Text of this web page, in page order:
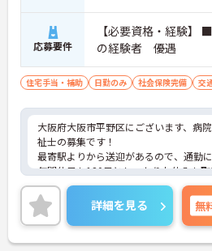
応募要件
【必要資格・経験】
の経験者 優遇
住宅手当・補助 日勤のみ 社会保険完備 交
大阪府大阪市平野区にございます、病
祉士の募集です！
最寄駅よりから送迎があるので、通勤
年間休日も120日としっかりお休みも
で、ワークライフバランスを大切にし
スメです★
また、育児休暇制度がありますので、
ジに応じて長くお仕事を続けていくこ
◎
詳細を見る 無